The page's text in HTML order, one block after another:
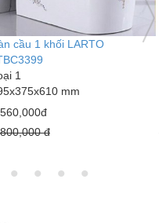
cầu 1 khối LARTO
1
x 500 x 680 mm
đ